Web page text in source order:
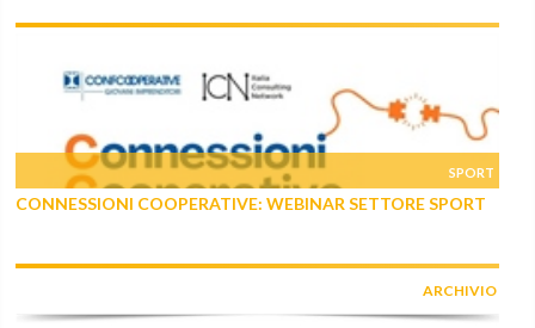
SPORT
CONNESSIONI COOPERATIVE: WEBINAR SETTORE SPORT
ARCHIVIO